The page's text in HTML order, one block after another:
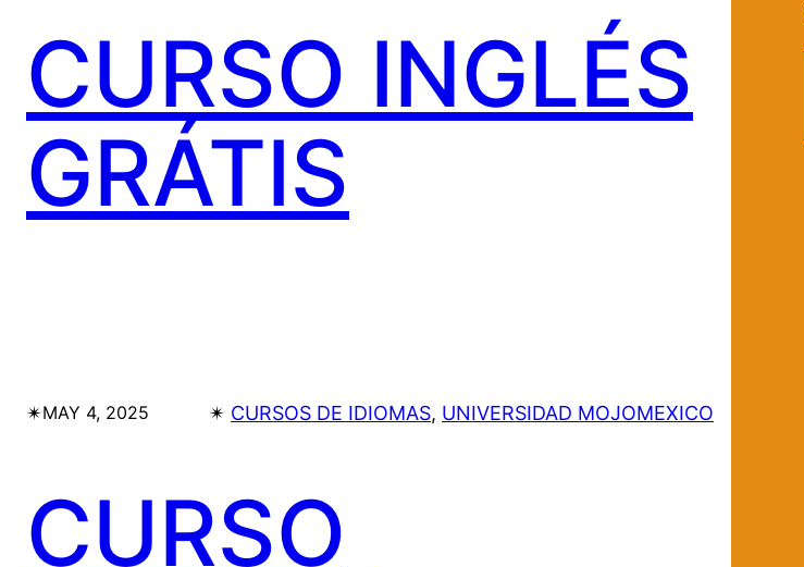
CURSO INGLÉS
GRÁTIS
✴︎MAY 4, 2025 ✴︎ CURSOS DE IDIOMAS, UNIVERSIDAD MOJOMEXICO
CURSO